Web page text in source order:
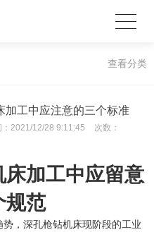
查看分类
加工中应注意的三个标准
2021/12/28 9:11:45 次数：
加工中应留意
规范
，深孔枪钻机床现阶段的工业